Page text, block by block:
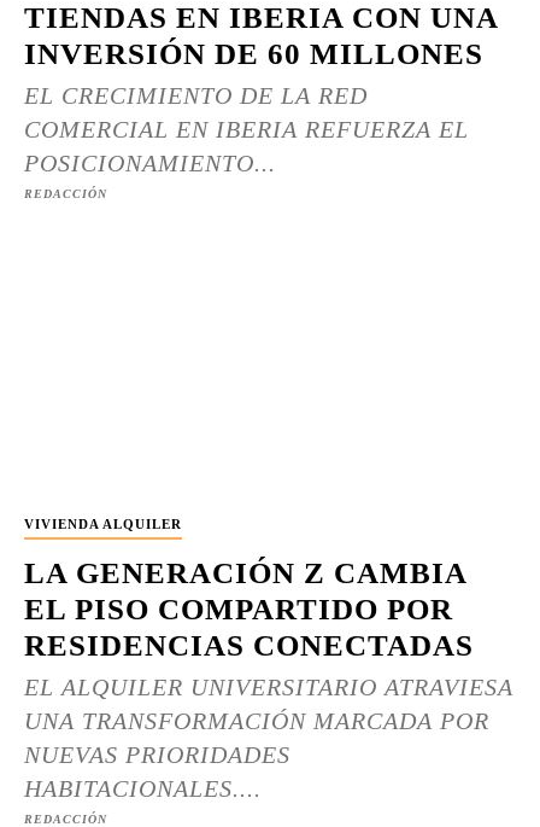
TIENDAS EN IBERIA CON UNA
INVERSIÓN DE 60 MILLONES
EL CRECIMIENTO DE LA RED
COMERCIAL EN IBERIA REFUERZA EL
POSICIONAMIENTO...
REDACCIÓN
VIVIENDA ALQUILER
LA GENERACIÓN Z CAMBIA
EL PISO COMPARTIDO POR
RESIDENCIAS CONECTADAS
EL ALQUILER UNIVERSITARIO ATRAVIESA
UNA TRANSFORMACIÓN MARCADA POR
NUEVAS PRIORIDADES
HABITACIONALES....
REDACCIÓN